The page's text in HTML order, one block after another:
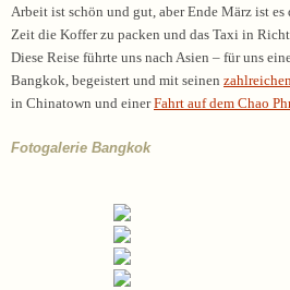
Arbeit ist schön und gut, aber Ende März ist es
Zeit die Koffer zu packen und das Taxi in
Diese Reise führte uns nach Asien – für uns
Bangkok, begeistert und mit seinen
in Chinatown und einerFahrt auf dem Chao
Fotogalerie Bangkok